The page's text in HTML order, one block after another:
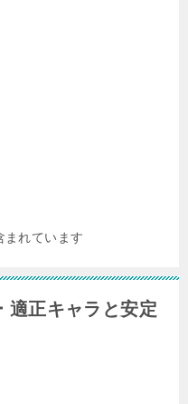
れています
適正キャラと安定